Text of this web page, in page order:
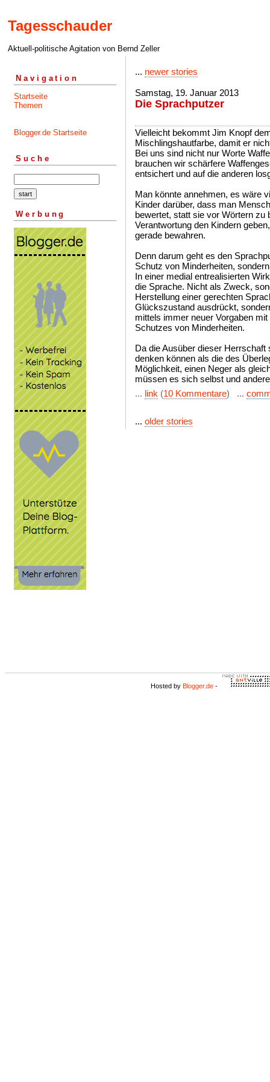
Tagesschauder
Aktuell-politische Agitation von Bernd Zeller
Navigation
Startseite
Themen
Blogger.de Startseite
Suche
Werbung
... newer stories
Samstag, 19. Januar 2013
Die Sprachputzer
Vielleicht bekommt Jim Knopf
Mischlingshautfarbe, damit er
Bei uns sind nicht nur Worte
brauchen wir schärfere
entsichert und auf die anderen
Man könnte annehmen, es wäre
Kinder darüber, dass man
bewertet, statt sie vor Wörtern zu
Verantwortung den Kindern
gerade bewahren.
Denn darum geht es den
Schutz von Minderheiten,
In einer medial entrealisierten
die Sprache. Nicht als Zweck,
Herstellung einer gerechten
Glückszustand ausdrückt,
mittels immer neuer Vorgaben
Schutzes von Minderheiten.
Da die Ausüber dieser
denken können als die des
Möglichkeit, einen Neger als
müssen es sich selbst und
... link (10 Kommentare) ...
... older stories
Hosted by Blogger.de -